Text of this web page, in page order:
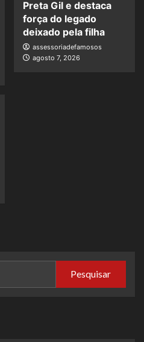
Preta Gil e destaca
força do legado
deixado pela filha
assessoriadefamosos
agosto 7, 2026
Pesquisar